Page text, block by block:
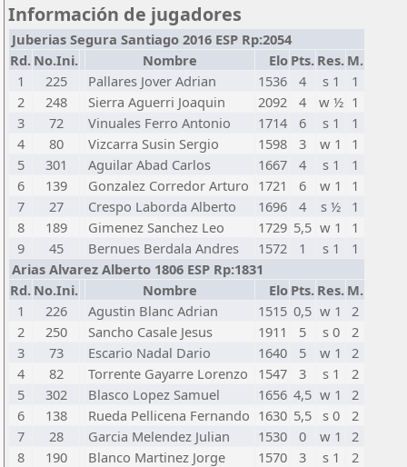
Información de jugadores
Juberias Segura Santiago 2016 ESP Rp:2054
Rd. No.Ini. Nombre Elo Pts. Res. M.
1
225 Pallares Jover Adrian 1536 4 s 1
1
2
248 Sierra Aguerri Joaquin 2092 4 w ½ 1
3
72 Vinuales Ferro Antonio 1714 6 s 1
1
4
80 Vizcarra Susin Sergio 1598 3 w 1
1
5
301 Aguilar Abad Carlos 1667 4 s 1
1
6
139 Gonzalez Corredor Arturo 1721 6 w 1
1
7
27 Crespo Laborda Alberto 1696 4 s ½
1
8
189 Gimenez Sanchez Leo 1729 5,5 w 1
1
9
45 Bernues Berdala Andres 1572 1 s 1
1
Arias Alvarez Alberto 1806 ESP Rp:1831
Rd. No.Ini. Nombre Elo Pts. Res. M.
1
226 Agustin Blanc Adrian 1515 0,5 w 1
2
2
250 Sancho Casale Jesus 1911 5 s 0
2
3
73 Escario Nadal Dario 1640 5 w 1
2
4
82 Torrente Gayarre Lorenzo 1547 3 s 1
2
5
302 Blasco Lopez Samuel 1656 4,5 w 1
2
6
138 Rueda Pellicena Fernando 1630 5,5 s 0
2
7
28 Garcia Melendez Julian 1530 0 w 1
2
8
190 Blanco Martinez Jorge 1570 3 s 1
2